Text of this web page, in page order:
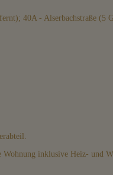
40A - Alserbachstraße (5
inklusive Heiz- und